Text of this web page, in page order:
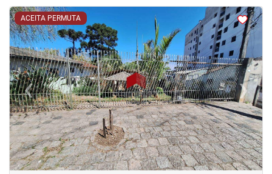
ACEITA PERMUTA
<<<<
‹Previous ›Next